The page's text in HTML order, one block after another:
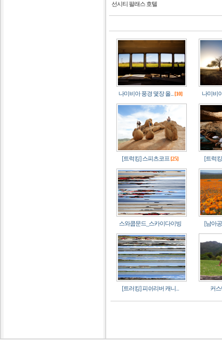
선시티 팔래스 호텔
나미비아 풍경 몇장 올... [10] 나미비
[트럭킹] 스피츠코프 [25] [트럭
스와쿱문드_스카이다이빙 [남아
[트러킹] 피쉬리버 캐니... 커